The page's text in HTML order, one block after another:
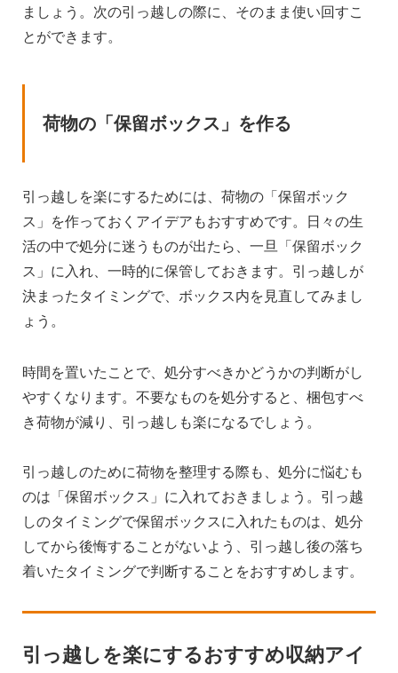
ましょう。次の引っ越しの際に、そのまま使い回すこ
とができます。
荷物の「保留ボックス」を作る
引っ越しを楽にするためには、荷物の「保留ボック
ス」を作っておくアイデアもおすすめです。日々の生
活の中で処分に迷うものが出たら、一旦「保留ボック
ス」に入れ、一時的に保管しておきます。引っ越しが
決まったタイミングで、ボックス内を見直してみまし
ょう。
時間を置いたことで、処分すべきかどうかの判断がし
やすくなります。不要なものを処分すると、梱包すべ
き荷物が減り、引っ越しも楽になるでしょう。
引っ越しのために荷物を整理する際も、処分に悩むも
のは「保留ボックス」に入れておきましょう。引っ越
しのタイミングで保留ボックスに入れたものは、処分
してから後悔することがないよう、引っ越し後の落ち
着いたタイミングで判断することをおすすめします。
引っ越しを楽にするおすすめ収納アイ